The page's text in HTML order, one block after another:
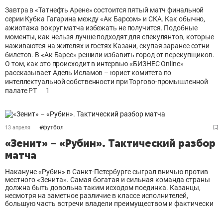
Завтра в «Татнефть Арене» состоится пятый матч финальной
серии Кубка Гагарина между «Ак Барсом» и СКА. Как обычно,
ажиотажа вокруг матча избежать не получится. Подобные
моменты, как нельзя лучше подходят для спекулянтов, которые
наживаются на жителях и гостях Казани, скупая заранее сотни
билетов. В «Ак Барсе» решили избавить город от перекупщиков.
О том, как это происходит в интервью «БИЗНЕС Online»
рассказывает Адель Исламов – юрист комитета по
интеллектуальной собственности при Торгово-промышленной
палате РТ
1
13 апреля #футбол
«Зенит» – «Рубин». Тактический разбор
матча
Накануне «Рубин» в Санкт-Петербурге сыграл вничью против
местного «Зенита». Самая богатая и сильная команда страны
должна быть довольна таким исходом поединка. Казанцы,
несмотря на заметное различие в классе исполнителей,
большую часть встречи владели преимуществом и фактически